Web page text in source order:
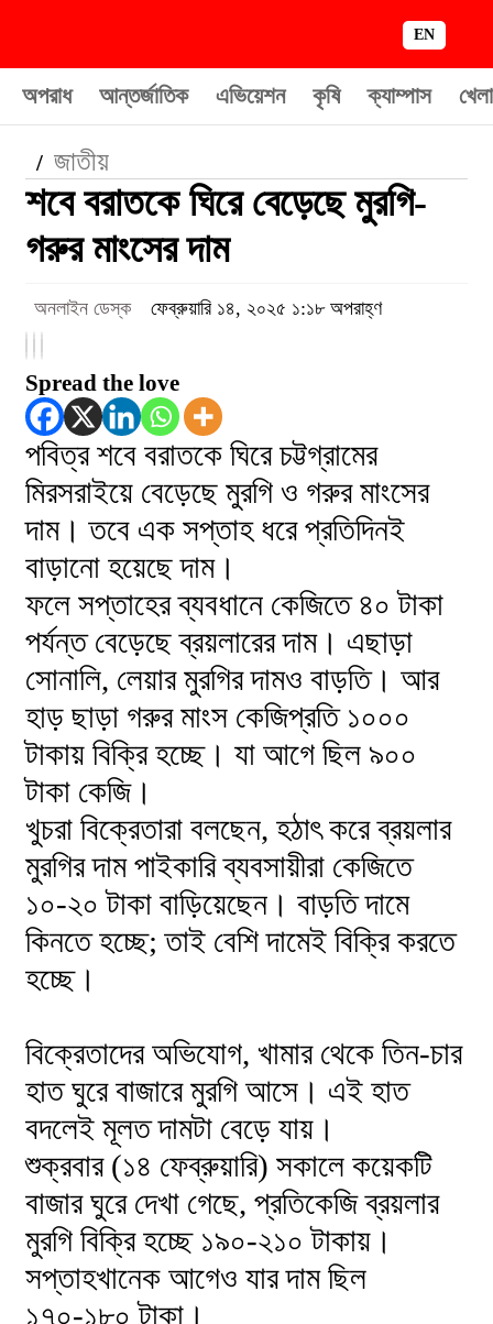
EN
অপরাধ আন্তর্জাতিক এভিয়েশন কৃষি ক্যাম্পাস
/জাতীয়
শবে বরাতকে ঘিরে বেড়েছে মুরগি-
গরুর মাংসের দাম
অনলাইন ডেস্ক ফেব্রুয়ারি ১৪, ২০২৫ ১:১৮ অপরাহ্ণ
Spread the love
পবিত্র শবে বরাতকে ঘিরে চট্টগ্রামের
মিরসরাইয়ে বেড়েছে মুরগি ও গরুর মাংসের
দাম। তবে এক সপ্তাহ ধরে প্রতিদিনই
বাড়ানো হয়েছে দাম।
ফলে সপ্তাহের ব্যবধানে কেজিতে ৪০ টাকা
পর্যন্ত বেড়েছে ব্রয়লারের দাম। এছাড়া
সোনালি, লেয়ার মুরগির দামও বাড়তি। আর
হাড় ছাড়া গরুর মাংস কেজিপ্রতি ১০০০
টাকায় বিক্রি হচ্ছে। যা আগে ছিল ৯০০
টাকা কেজি।
খুচরা বিক্রেতারা বলছেন, হঠাৎ করে ব্রয়লার
মুরগির দাম পাইকারি ব্যবসায়ীরা কেজিতে
১০-২০ টাকা বাড়িয়েছেন। বাড়তি দামে
কিনতে হচ্ছে; তাই বেশি দামেই বিক্রি করতে
হচ্ছে।
বিক্রেতাদের অভিযোগ, খামার থেকে তিন-চার
হাত ঘুরে বাজারে মুরগি আসে। এই হাত
বদলেই মূলত দামটা বেড়ে যায়।
শুক্রবার (১৪ ফেব্রুয়ারি) সকালে কয়েকটি
বাজার ঘুরে দেখা গেছে, প্রতিকেজি ব্রয়লার
মুরগি বিক্রি হচ্ছে ১৯০-২১০ টাকায়।
সপ্তাহখানেক আগেও যার দাম ছিল
১৭০-১৮০ টাকা।